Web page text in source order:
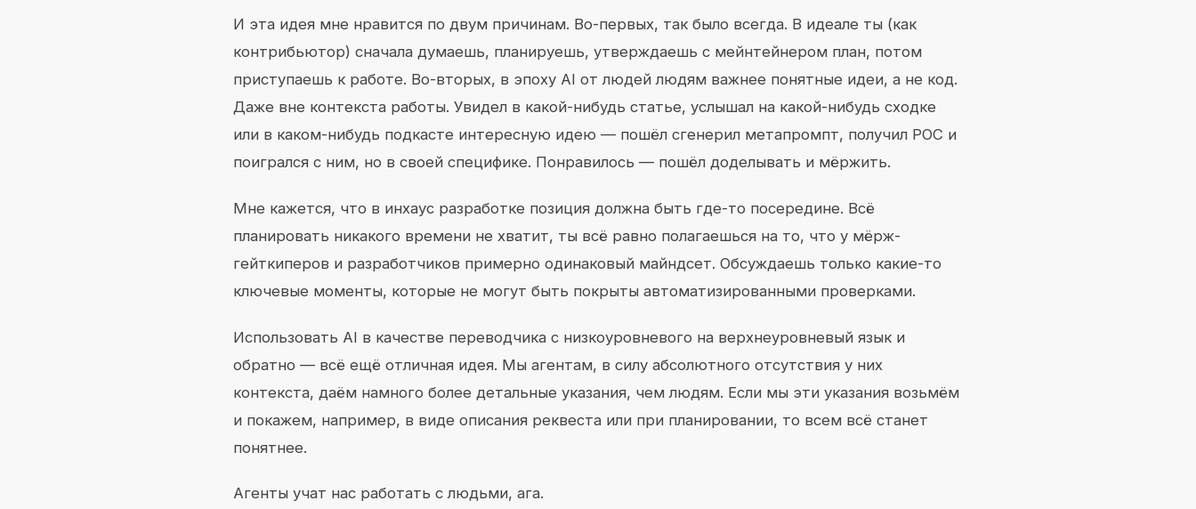
И эта идея мне нравится по двум причинам. Во-первых, так было всегда. В идеале ты (как
контрибьютор) сначала думаешь, планируешь, утверждаешь с мейнтейнером план, потом
приступаешь к работе. Во-вторых, в эпоху AI от людей людям важнее понятные идеи, а не код.
Даже вне контекста работы. Увидел в какой-нибудь статье, услышал на какой-нибудь сходке
или в каком-нибудь подкасте интересную идею — пошёл сгенерил метапромпт, получил POC и
поигрался с ним, но в своей специфике. Понравилось — пошёл доделывать и мёржить.
Мне кажется, что в инхаус разработке позиция должна быть где-то посередине. Всё
планировать никакого времени не хватит, ты всё равно полагаешься на то, что у мёрж-
гейткиперов и разработчиков примерно одинаковый майндсет. Обсуждаешь только какие-то
ключевые моменты, которые не могут быть покрыты автоматизированными проверками.
Использовать AI в качестве переводчика с низкоуровневого на верхнеуровневый язык и
обратно — всё ещё отличная идея. Мы агентам, в силу абсолютного отсутствия у них
контекста, даём намного более детальные указания, чем людям. Если мы эти указания возьмём
и покажем, например, в виде описания реквеста или при планировании, то всем всё станет
понятнее.
Агенты учат нас работать с людьми, ага.